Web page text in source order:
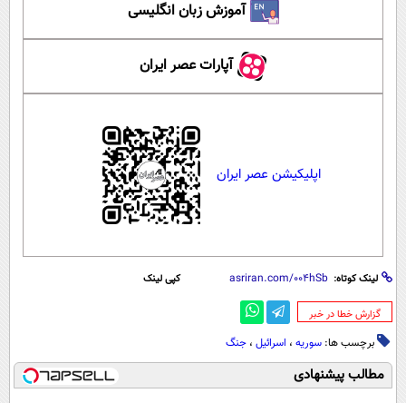
آموزش زبان انگلیسی
آپارات عصر ایران
اپلیکیشن عصر ایران
لینک کوتاه: کپی لینک
‌گزارش خطا در خبر
برچسب ها: سوریه ، اسرائیل ، جنگ
مطالب پیشنهادی